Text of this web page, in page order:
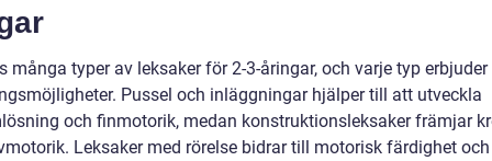
många typer av leksaker för 2-3-åringar, och varje typ
Pussel och inläggningar hjälper till att utveckla
och finmotorik, medan konstruktionsleksaker främjar
Leksaker med rörelse bidrar till motorisk färdighet och